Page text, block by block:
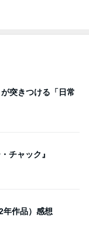
突きつける「日常
チャック』
年作品）感想